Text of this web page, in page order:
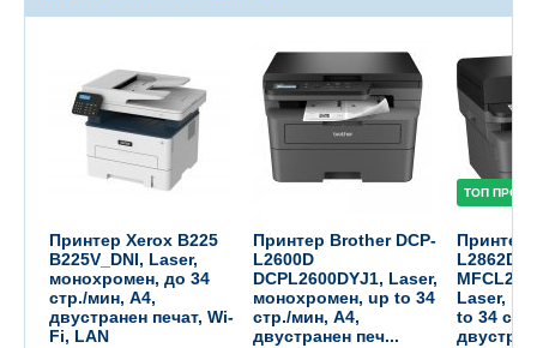
Принтер Xerox B225
B225V_DNI, Laser,
монохромен, до 34
стр./мин, A4,
двустранен печат, Wi-
Fi, LAN
Принтер Brother DCP-
L2600D
DCPL2600DYJ1, Laser,
монохромен, up to 34
стр./мин, A4,
двустранен печ...
ТОП
Принтер
L2862DW
Laser,
to 34